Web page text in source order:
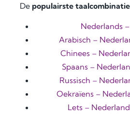
De populairste
Nederlands
Arabisch –
Chinees –
Spaans –
Russisch –
Oekraïens –
Lets –